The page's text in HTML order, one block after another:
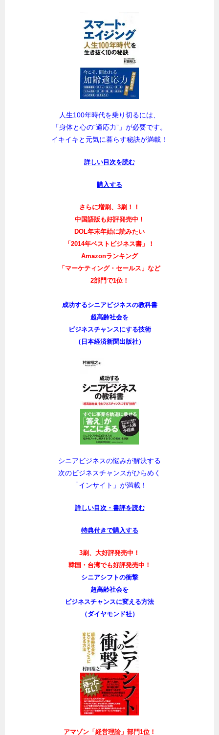
人生100年時代を乗り切るには、
「身体と心の“適応力”」が必要です。
イキイキと元気に暮らす秘訣が満載！
詳しい目次を読む
購入する
さらに増刷、3刷！！
中国語版も好評発売中！
DOL年末年始に読みたい
「2014年ベストビジネス書」！
Amazonランキング
「マーケティング・セールス」など
2部門で1位！
成功するシニアビジネスの教科書
超高齢社会を
ビジネスチャンスにする技術
（日本経済新聞出版社）
シニアビジネスの悩みが解決する
次のビジネスチャンスがひらめく
「インサイト」が満載！
詳しい目次・書評を読む
特典付きで購入する
3刷、大好評発売中！
韓国・台湾でも好評発売中！
シニアシフトの衝撃
超高齢社会を
ビジネスチャンスに変える方法
（ダイヤモンド社）
アマゾン「経営理論」部門1位！